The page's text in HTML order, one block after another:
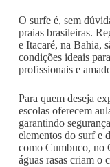
O surfe é, sem
praias brasileiras.
e Itacaré, na Bahia,
condições ideais
profissionais e
Para quem deseja
escolas oferecem
garantindo
elementos do surf e
como Cumbuco, no
águas rasas criam o